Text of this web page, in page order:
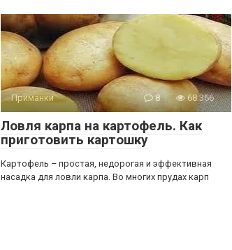
Приманки 8 68 366
Ловля карпа на картофель. Как
приготовить картошку
Картофель – простая, недорогая и эффективная
насадка для ловли карпа. Во многих прудах карп